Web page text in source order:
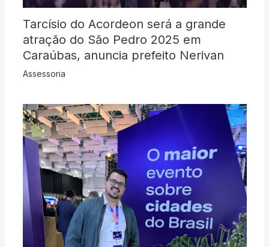
Tarcísio do Acordeon será a grande
atração do São Pedro 2025 em
Caraúbas, anuncia prefeito Nerivan
Assessoria